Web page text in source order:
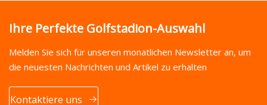
Ihre Perfekte Golfstadion-Auswahl
Melden Sie sich für unseren monatlichen Newsletter an, um
die neuesten Nachrichten und Artikel zu erhalten
Kontaktiere uns